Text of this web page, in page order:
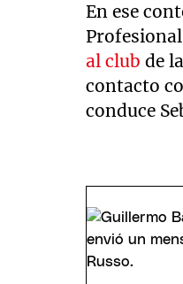
En ese
al club de
contacto
conduce